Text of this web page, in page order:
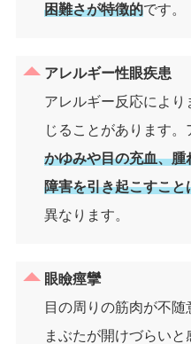
困難さが特徴的です。
アレルギー性眼疾患
アレルギー反応によ
じることがあります。
かゆみや目の充血、
障害を引き起こすこと
異なります。
眼瞼痙攣
目の周りの筋肉が不随
まぶたが開けづらい